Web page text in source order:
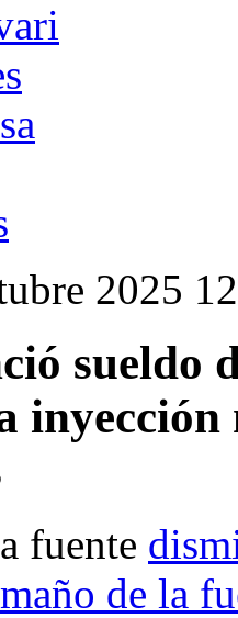
2025
sueldo
inyección
fuente
de la